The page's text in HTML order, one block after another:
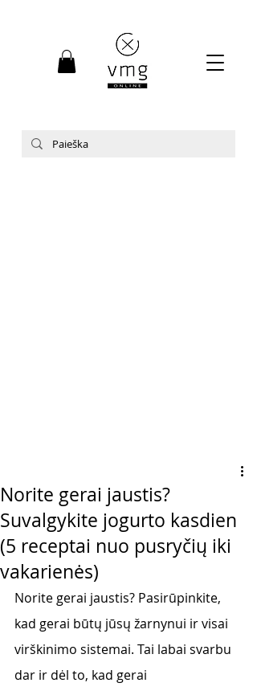
Norite gerai jaustis?
Suvalgykite jogurto kasdien
(5 receptai nuo pusryčių iki
vakarienės)
Norite gerai jaustis? Pasirūpinkite,
kad gerai būtų jūsų žarnynui ir visai
virškinimo sistemai. Tai labai svarbu
dar ir dėl to, kad gerai